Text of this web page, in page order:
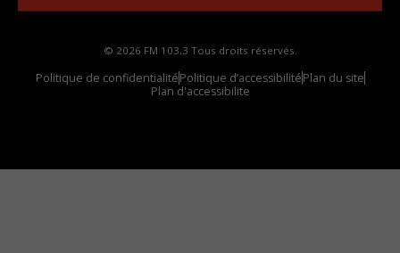
© 2026 FM 103,3 Tous droits réservés.
Politique de confidentialitéPolitique d’accessibilitéPlan du site
Plan d'accessibilite